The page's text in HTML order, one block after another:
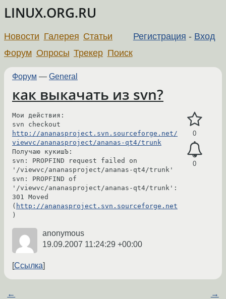
LINUX.ORG.RU
Регистрация - Вход
Новости Галерея Статьи
Форум Опросы Трекер Поиск
Форум — General
как выкачать из svn?
0
0
Мои действия:
http://ananasproject.svn.sourceforge.net/
viewvc/ananasproject/ananas-qt4/trunk
Получаю кукишЪ:
svn: PROPFIND request failed on
'/viewvc/ananasproject/ananas-qt4/trunk'
svn: PROPFIND of
'/viewvc/ananasproject/ananas-qt4/trunk':
301 Moved
( http://ananasproject.svn.sourceforge.net
)
anonymous
19.09.2007 11:24:29 +00:00
Ссылка
← →